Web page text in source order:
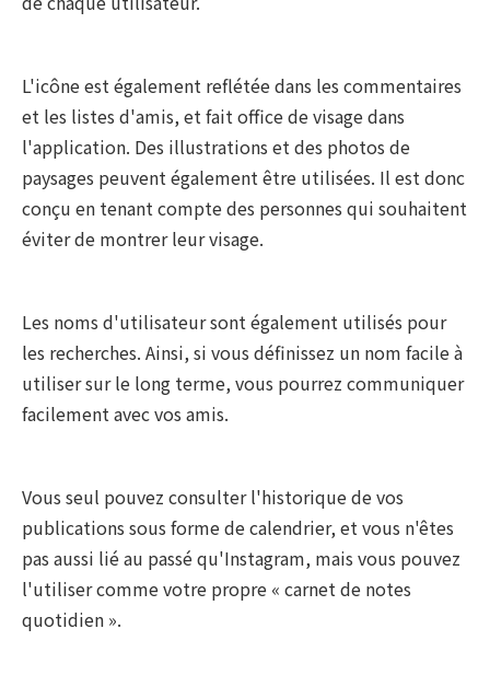
L'icône est également reflétée dans les commentaires
et les listes d'amis, et fait office de visage dans
l'application. Des illustrations et des photos de
paysages peuvent également être utilisées. Il est donc
conçu en tenant compte des personnes qui souhaitent
éviter de montrer leur visage.
Les noms d'utilisateur sont également utilisés pour
les recherches. Ainsi, si vous définissez un nom facile à
utiliser sur le long terme, vous pourrez communiquer
facilement avec vos amis.
Vous seul pouvez consulter l'historique de vos
publications sous forme de calendrier, et vous n'êtes
pas aussi lié au passé qu'Instagram, mais vous pouvez
l'utiliser comme votre propre « carnet de notes
quotidien ».